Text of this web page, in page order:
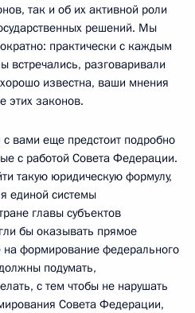
так и об их активной роли
решений. Мы
практически с каждым
встречались, разговаривали
известна, ваши мнения
этих законов.
вами еще предстоит подробно
с работой Совета Федерации.
такую юридическую формулу,
единой системы
главы субъектов
бы оказывать прямое
на формирование федерального
подумать,
с тем чтобы не нарушать
Совета Федерации,